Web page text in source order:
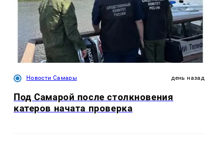
Новости Самары день назад
Под Самарой после столкновения
катеров начата проверка